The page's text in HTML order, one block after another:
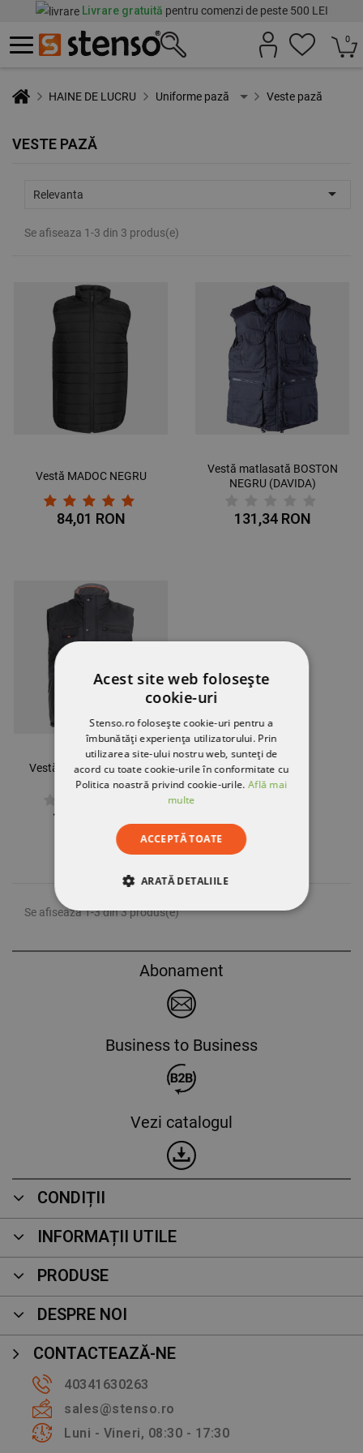
Livrare gratuită pentru comenzi de peste 500 LEI
0
HAINE DE LUCRU Uniforme pază Veste pază
VESTE PAZĂ
Relevanta 
Se afiseaza 1-3 din 3 produs(e)
Vestă MADOC NEGRU
84,01 RON
Vestă matlasată BOSTON
NEGRU (DAVIDA)
131,34 RON
Vestă de lucru PRESTON
NEGRU
127,79 RON
Se afiseaza 1-3 din 3 produs(e)
Abonament
Business to Business
Vezi catalogul
CONDIȚII
INFORMAȚII UTILE
PRODUSE
DESPRE NOI
CONTACTEAZĂ-NE
40341630263
sales@stenso.ro
Luni - Vineri, 08:30 - 17:30
Acest site web folosește
cookie-uri
Stenso.ro folosește cookie-uri pentru a
îmbunătăți experiența utilizatorului. Prin
utilizarea site-ului nostru web, sunteți de
acord cu toate cookie-urile în conformitate cu
Politica noastră privind cookie-urile.Află mai
multe
ACCEPTĂ TOATE
ARATĂ DETALIILE
STRICT NECESARE
DE PERFORMANȚĂ
DE TARGETARE
NECLASIFICATE